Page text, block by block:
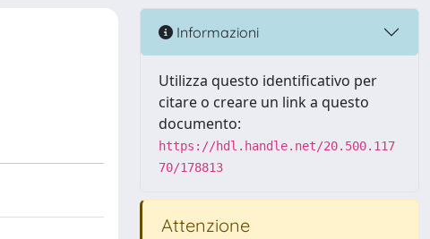
Informazioni
Utilizza questo identificativo per
citare o creare un link a questo
documento:
https://hdl.handle.net/20.500.117
70/178813
Attenzione